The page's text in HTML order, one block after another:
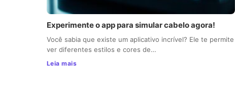
Experimente o app para simular cabelo agora!
Você sabia que existe um aplicativo incrível? Ele te permite
ver diferentes estilos e cores de…
Leia mais